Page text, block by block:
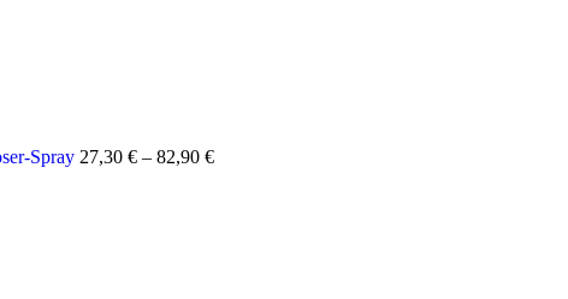
Spray 27,30 € – 82,90 €